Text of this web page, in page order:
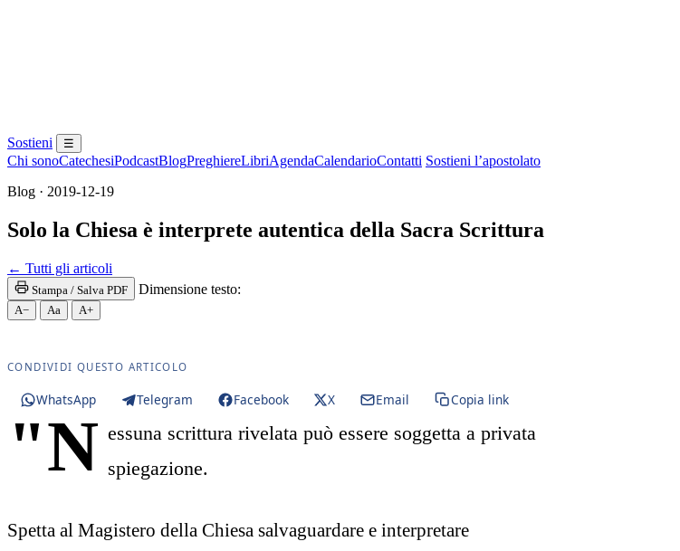
Sostieni ☰
Chi sonoCatechesiPodcastBlogPreghiereLibriAgendaCalendarioContatti Sostieni l’apostolato
Blog · 2019-12-19
Solo la Chiesa è interprete autentica della Sacra Scrittura
← Tutti gli articoli
Stampa / Salva PDF Dimensione testo:
A− Aa A+
CONDIVIDI QUESTO ARTICOLO
WhatsApp Telegram Facebook X Email Copia link
"N essuna scrittura rivelata può essere soggetta a privata
spiegazione.
Spetta al Magistero della Chiesa salvaguardare e interpretare